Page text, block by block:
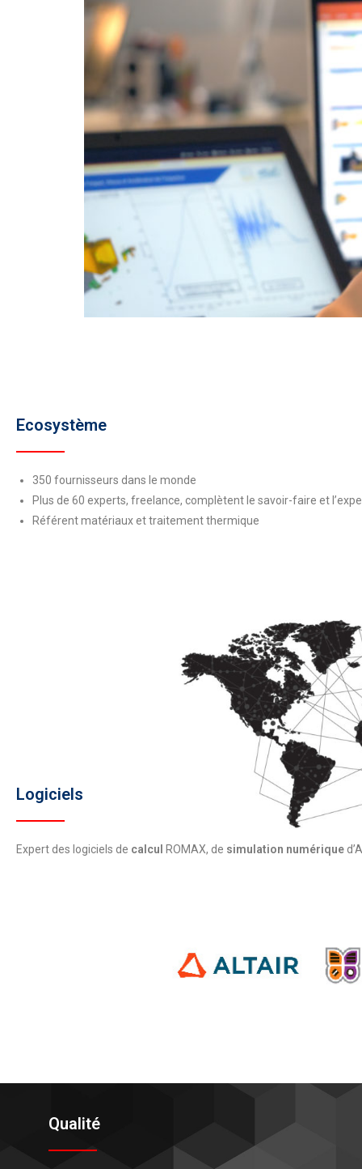
Ecosystème
350 fournisseurs dans le monde
Plus de 60 experts, freelance, complètent le savoir-faire et
Référent matériaux et traitement thermique
Logiciels
Expert des logiciels de calcul ROMAX, de simulation numérique
Qualité